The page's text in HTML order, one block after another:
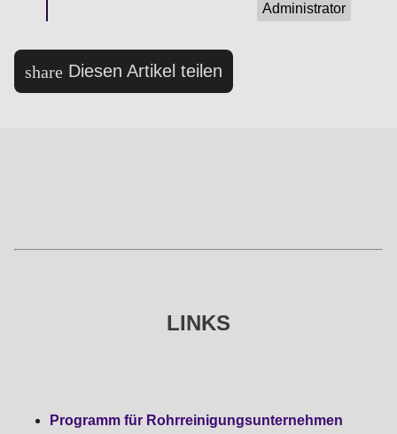
Administrator
share Diesen Artikel teilen
LINKS
Programm für Rohrreinigungsunternehmen